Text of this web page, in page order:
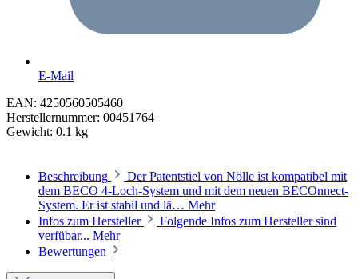
E-Mail
EAN: 4250560505460
Herstellernummer: 00451764
Gewicht: 0.1 kg
Beschreibung
Der Patentstiel von Nölle ist kompatibel mit
dem BECO 4-Loch-System und mit dem neuen BECOnnect-
System. Er ist stabil und lä… Mehr
Infos zum Hersteller
Folgende Infos zum Hersteller sind
verfübar... Mehr
Bewertungen